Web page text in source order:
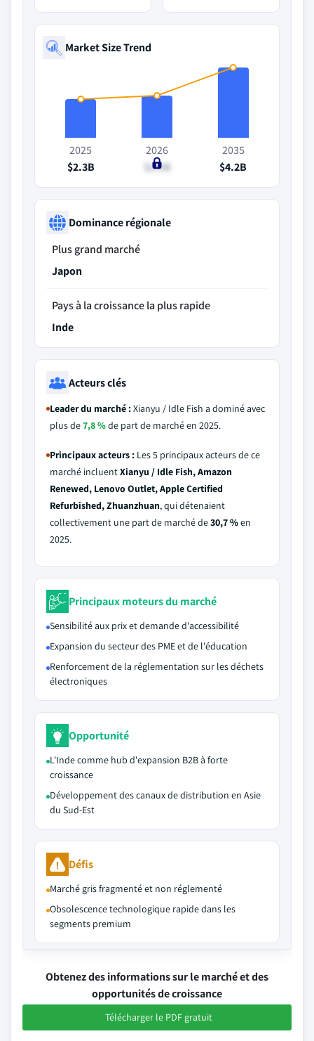
Market Size Trend
2025
$2.3B
2026
$2.5B
2035
$4.2B
Dominance régionale
Plus grand marché
Japon
Pays à la croissance la plus rapide
Inde
Acteurs clés
Leader du marché :Xianyu / Idle Fish a dominé avec
plus de7,8 %de part de marché en 2025.
Principaux acteurs : Les 5 principaux acteurs de ce
marché incluentXianyu / Idle Fish, Amazon
Renewed, Lenovo Outlet, Apple Certified
Refurbished, Zhuanzhuan, qui détenaient
collectivement une part de marché de30,7 %en
2025.
Principaux moteurs du marché
Sensibilité aux prix et demande d'accessibilité
Expansion du secteur des PME et de l'éducation
Renforcement de la réglementation sur les déchets
électroniques
Opportunité
L'Inde comme hub d'expansion B2B à forte
croissance
Développement des canaux de distribution en Asie
du Sud-Est
Défis
Marché gris fragmenté et non réglementé
Obsolescence technologique rapide dans les
segments premium
Obtenez des informations sur le marché et des
opportunités de croissance
Télécharger le PDF gratuit